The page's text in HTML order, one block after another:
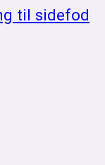
til sidefod